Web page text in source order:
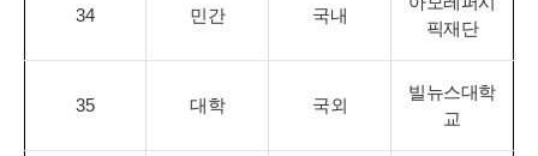
34 민간 국내
픽재단
35 대학 국외
빌뉴스대학
교